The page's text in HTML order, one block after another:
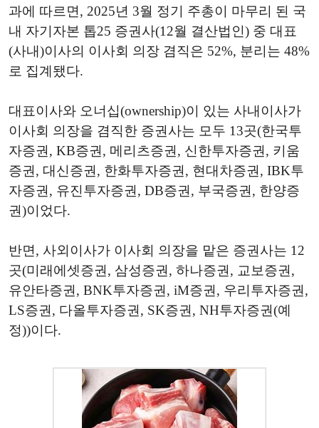
과에 따르면, 2025년 3월 정기 주총이 마무리 된 국
내 자기자본 톱25 증권사(12월 결산법인) 중 대표
(사내)이사의 이사회 의장 겸직은 52%, 분리는 48%
로 집계됐다.
대표이사와 오너십(ownership)이 있는 사내이사가
이사회 의장을 겸직한 증권사는 모두 13곳(한국투
자증권, KB증권, 메리츠증권, 신한투자증권, 키움
증권, 대신증권, 한화투자증권, 현대차증권, IBK투
자증권, 유진투자증권, DB증권, 부국증권, 한양증
권)이었다.
반면, 사외이사가 이사회 의장을 맡은 증권사는 12
곳(미래에셋증권, 삼성증권, 하나증권, 교보증권,
유안타증권, BNK투자증권, iM증권, 우리투자증권,
LS증권, 다올투자증권, SK증권, NH투자증권(예
정))이다.